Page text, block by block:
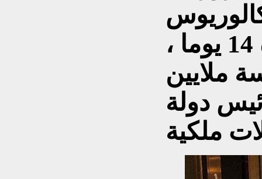
أستمر لمدة 14 يوما ،
ملايين
من 25 رئيس دولة
ملكية